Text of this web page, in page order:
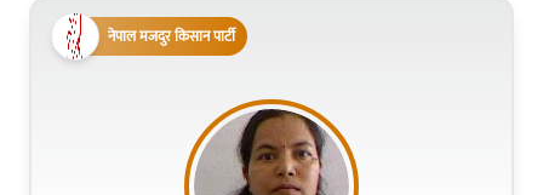
नेपाल मजदुर किसान पार्टी